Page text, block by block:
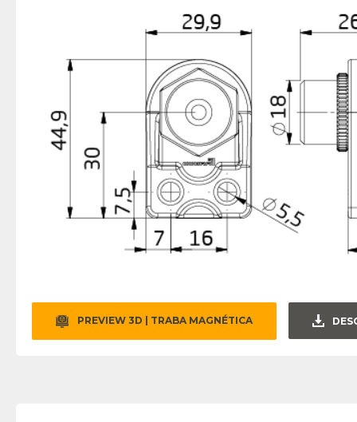
PREVIEW 3D | TRABA MAGNÉTICA